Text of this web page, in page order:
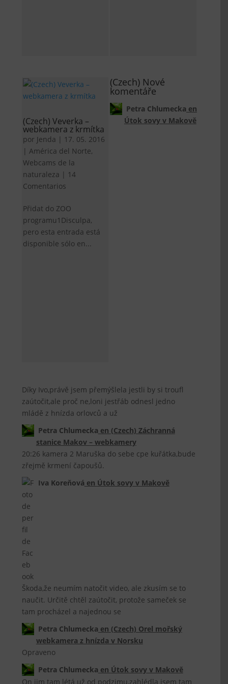
(Czech) Veverka –
webkamera z krmítka
por Jenda | 17. 05. 2016
| América del Norte,
Webcams de la
naturaleza | 14
Comentarios
Přidat do ZOO
programu1Disculpa,
pero esta entrada está
disponible sólo en...
(Czech) Nové
komentáře
Petra Chlumecka en
Útok sovy v Makově
Díky Ivo,právě jsem přemýšlela jestli by si troufl
zaútočit,ale proč ne,loni jestřáb odnesl jedno
mládě z hnízda orlovců a už
Petra Chlumecka en (Czech) Záchranná
stanice Makov – webkamery
20:26 kamera 2 Maruška do sebe cpe kuřátka,bude
zřejmě krmení čapoušů.
Iva Koreňová en Útok sovy v Makově
Škoda,že neumím natočit video, ale zkusím se to
naučit. Určitě chtěl zaútočit, protože sameček se
tam procházel a najednou se
Petra Chlumecka en (Czech) Orel mořský
webkamera z hnízda v Norsku
Opraveno
Petra Chlumecka en Útok sovy v Makově
On jim tam létá už od podzimu,zahlédla jsem tam